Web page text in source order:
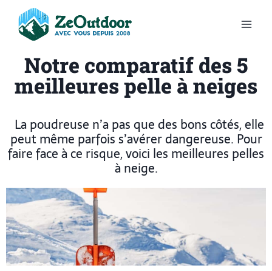
Notre comparatif des 5
meilleures pelle à neiges
La poudreuse n’a pas que des bons côtés, elle
peut même parfois s’avérer dangereuse. Pour
faire face à ce risque, voici les meilleures pelles
à neige.